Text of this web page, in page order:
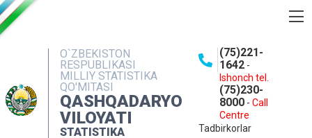
O`ZBEKISTON
RESPUBLIKASI
MILLIY STATISTIKA
QO'MITASI
QASHQADARYO
VILOYATI
STATISTIKA
(75)221-
1642 -
Ishonch tel.
(75)230-
8000 - Call
Centre
Tadbirkorlar
OCHIQ MA'LUMOTLAR
NASHRLAR
INTERAKTIV XIZMATLAR